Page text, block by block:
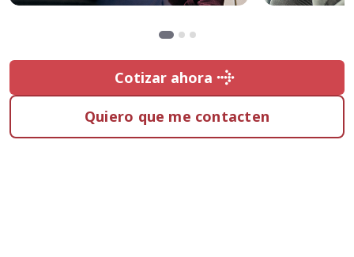
Cotizar ahora
Cotizar ahora
Quiero que me contacten